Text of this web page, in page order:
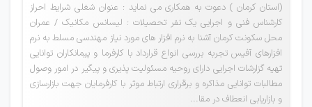
(استان کرمان ) دعوت به همکاری می نماید : عنوان شغلی شرایط احراز
کارشناس فنی و اجرایی یک نفر تحصیلات : لیسانس مکانیک / عمران
محل سکونت کرمان آشنا به نرم افزار های مورد نیاز مهندسی مسلط به نرم
افزارهای آفیس تجربه بررسی انواع قرارداد با کارفرما و پیمانکاران توانایی
تهیه گزارشات اجرایی دارای روحیه مسئولیت پذیری و پیگیر در امور وصول
مطالبات توانایی مذاکره و برقراری ارتباط موثر با کارفرمایان جهت بازارسازی
و بازاریابی انعطاف در مقا...